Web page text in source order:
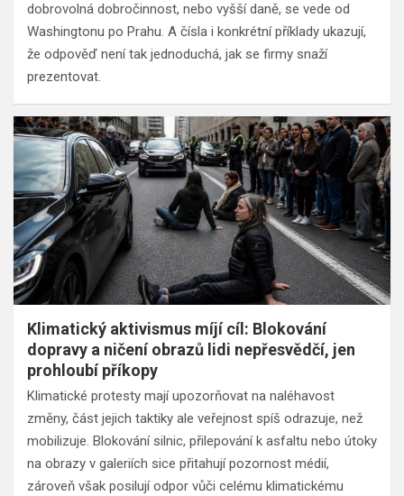
dobrovolná dobročinnost, nebo vyšší daně, se vede od
Washingtonu po Prahu. A čísla i konkrétní příklady ukazují,
že odpověď není tak jednoduchá, jak se firmy snaží
prezentovat.
Klimatický aktivismus míjí cíl: Blokování
dopravy a ničení obrazů lidi nepřesvědčí, jen
prohloubí příkopy
Klimatické protesty mají upozorňovat na naléhavost
změny, část jejich taktiky ale veřejnost spíš odrazuje, než
mobilizuje. Blokování silnic, přilepování k asfaltu nebo útoky
na obrazy v galeriích sice přitahují pozornost médií,
zároveň však posilují odpor vůči celému klimatickému